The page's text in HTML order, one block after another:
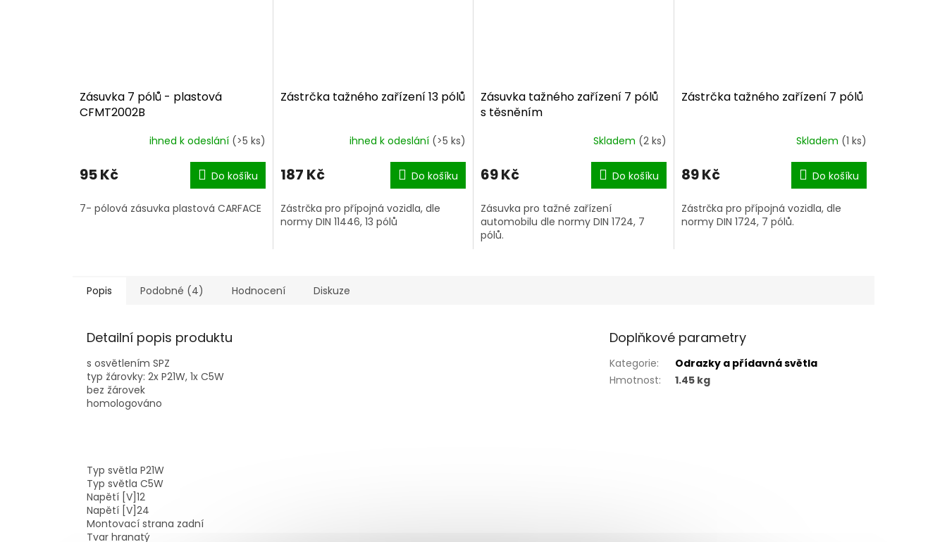
Zásuvka 7 pólů - plastová
CFMT2002B
ihned k odeslání (>5 ks)
95 Kč Do košíku
7- pólová zásuvka plastová CARFACE
Zástrčka tažného zařízení 13 pólů
ihned k odeslání (>5 ks)
187 Kč Do košíku
Zástrčka pro přípojná vozidla, dle
normy DIN 11446, 13 pólů
Zásuvka tažného zařízení 7 pólů
s těsněním
Skladem (2 ks)
69 Kč Do košíku
Zásuvka pro tažné zařízení
automobilu dle normy DIN 1724, 7
pólů.
Zástrčka tažného zařízení 7 pólů
Skladem (1 ks)
89 Kč Do košíku
Zástrčka pro přípojná vozidla, dle
normy DIN 1724, 7 pólů.
Popis Podobné (4) Hodnocení Diskuze
Detailní popis produktu
s osvětlením SPZ
typ žárovky: 2x P21W, 1x C5W
bez žárovek
homologováno
Typ světla P21W
Typ světla C5W
Napětí [V]12
Napětí [V]24
Montovací strana zadní
Tvar hranatý
Doplňkové parametry
Kategorie:
Odrazky a přídavná světla
Hmotnost: 1.45 kg